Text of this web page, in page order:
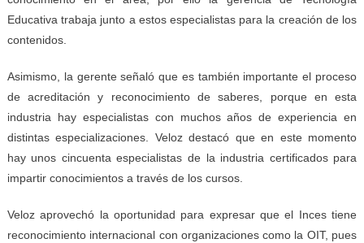
Educativa trabaja junto a estos especialistas para la creación de los
contenidos.
Asimismo, la gerente señaló que es también importante el proceso
de acreditación y reconocimiento de saberes, porque en esta
industria hay especialistas con muchos años de experiencia en
distintas especializaciones. Veloz destacó que en este momento
hay unos cincuenta especialistas de la industria certificados para
impartir conocimientos a través de los cursos.
Veloz aprovechó la oportunidad para expresar que el Inces tiene
reconocimiento internacional con organizaciones como la OIT, pues